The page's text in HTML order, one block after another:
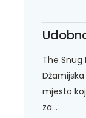
The Snug
mjesto
za...